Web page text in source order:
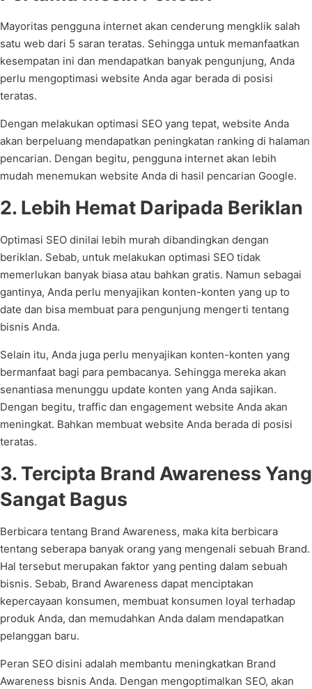
Mayoritas pengguna internet akan cenderung mengklik salah
satu web dari 5 saran teratas. Sehingga untuk memanfaatkan
kesempatan ini dan mendapatkan banyak pengunjung, Anda
perlu mengoptimasi website Anda agar berada di posisi
teratas.
Dengan melakukan optimasi SEO yang tepat, website Anda
akan berpeluang mendapatkan peningkatan ranking di halaman
pencarian. Dengan begitu, pengguna internet akan lebih
mudah menemukan website Anda di hasil pencarian Google.
2. Lebih Hemat Daripada Beriklan
Optimasi SEO dinilai lebih murah dibandingkan dengan
beriklan. Sebab, untuk melakukan optimasi SEO tidak
memerlukan banyak biasa atau bahkan gratis. Namun sebagai
gantinya, Anda perlu menyajikan konten-konten yang up to
date dan bisa membuat para pengunjung mengerti tentang
bisnis Anda.
Selain itu, Anda juga perlu menyajikan konten-konten yang
bermanfaat bagi para pembacanya. Sehingga mereka akan
senantiasa menunggu update konten yang Anda sajikan.
Dengan begitu, traffic dan engagement website Anda akan
meningkat. Bahkan membuat website Anda berada di posisi
teratas.
3. Tercipta Brand Awareness Yang
Sangat Bagus
Berbicara tentang Brand Awareness, maka kita berbicara
tentang seberapa banyak orang yang mengenali sebuah Brand.
Hal tersebut merupakan faktor yang penting dalam sebuah
bisnis. Sebab, Brand Awareness dapat menciptakan
kepercayaan konsumen, membuat konsumen loyal terhadap
produk Anda, dan memudahkan Anda dalam mendapatkan
pelanggan baru.
Peran SEO disini adalah membantu meningkatkan Brand
Awareness bisnis Anda. Dengan mengoptimalkan SEO, akan